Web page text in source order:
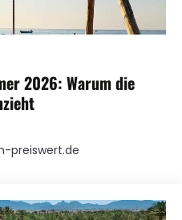
2026: Warum die
preiswert.de